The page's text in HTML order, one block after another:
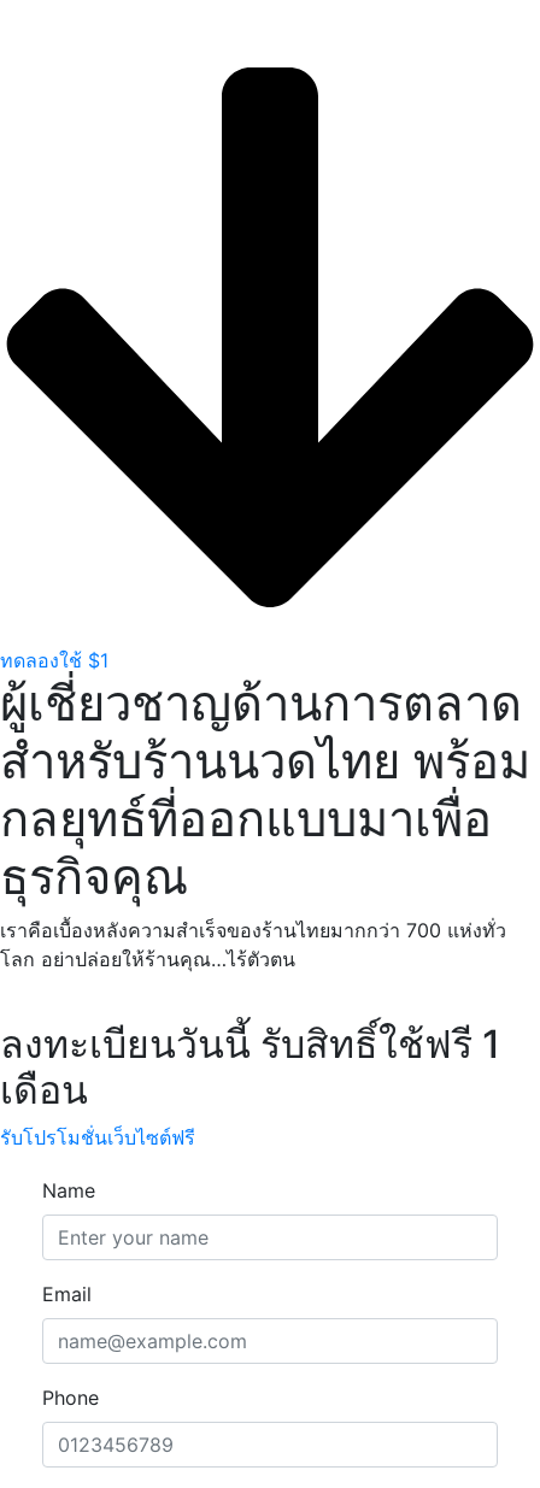
ทดลองใช้ $1
ผู้เชี่ยวชาญด้านการตลาด
สำหรับร้านนวดไทย พร้อม
กลยุทธ์ที่ออกแบบมาเพื่อ
ธุรกิจคุณ
เราคือเบื้องหลังความสำเร็จของร้านไทยมากกว่า 700 แห่งทั่ว
โลก อย่าปล่อยให้ร้านคุณ…ไร้ตัวตน
ลงทะเบียนวันนี้ รับสิทธิ์ใช้ฟรี 1
เดือน
รับโปรโมชั่นเว็บไซต์ฟรี
Name
Email
Phone